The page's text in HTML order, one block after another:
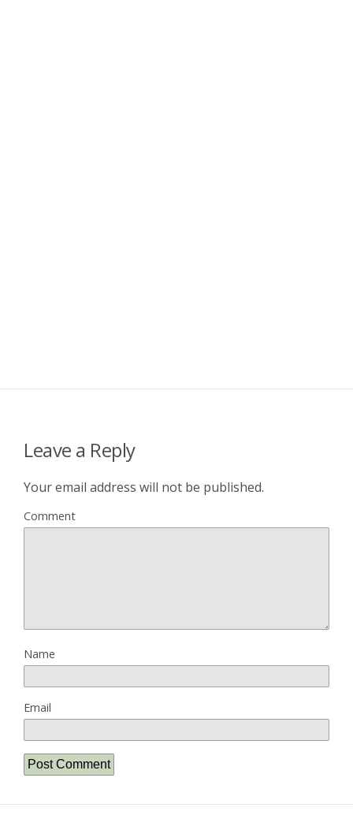
Leave a Reply
Your email address will not be published.
Comment
Name
Email